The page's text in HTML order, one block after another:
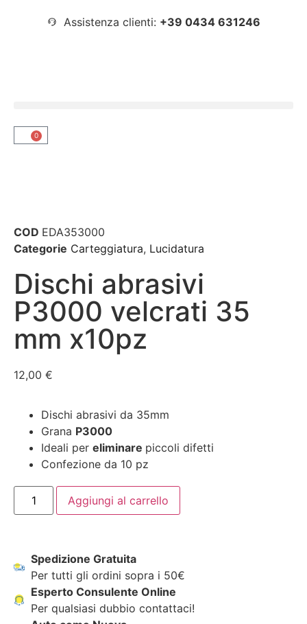
Assistenza clienti: +39 0434 631246
0
COD EDA353000
Categorie Carteggiatura, Lucidatura
Dischi abrasivi
P3000 velcrati 35
mm x10pz
12,00 €
Dischi abrasivi da 35mm
Grana P3000
Ideali per eliminare piccoli difetti
Confezione da 10 pz
Aggiungi al carrello
Spedizione Gratuita
Per tutti gli ordini sopra i 50€
Esperto Consulente Online
Per qualsiasi dubbio contattaci!